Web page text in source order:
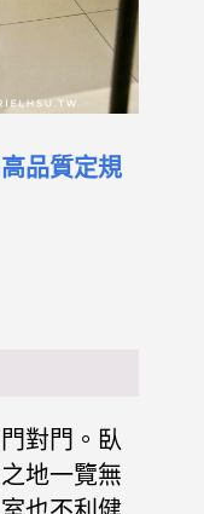
品質定規
對門。臥
地一覽無